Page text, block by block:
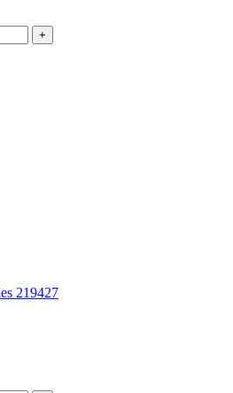
219427